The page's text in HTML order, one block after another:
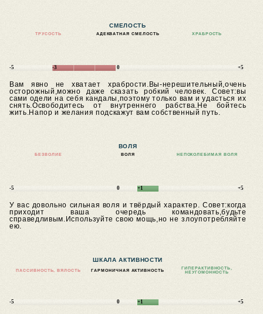
СМЕЛОСТЬ
ТРУСОСТЬ АДЕКВАТНАЯ СМЕЛОСТЬ ХРАБРОСТЬ
-5 -3 0 +5
Вам явно не хватает храбрости.Вы-нерешительный,очень
осторожный,можно даже сказать робкий человек. Совет:вы
сами одели на себя кандалы,поэтому только вам и удасться их
снять.Освободитесь от внутреннего рабства.Не бойтесь
жить.Напор и желания подскажут вам собственный путь.
ВОЛЯ
БЕЗВОЛИЕ ВОЛЯ НЕПОКОЛЕБИМАЯ ВОЛЯ
-5 0 +1 +5
У вас довольно сильная воля и твёрдый характер. Совет:когда
приходит ваша очередь командовать,будьте
справедливым.Используйте свою мощь,но не злоупотребляйте
ею.
ШКАЛА АКТИВНОСТИ
ПАССИВНОСТЬ, ВЯЛОСТЬ ГАРМОНИЧНАЯ АКТИВНОСТЬ
ГИПЕРАКТИВНОСТЬ,
НЕУГОМОННОСТЬ
-5 0 +1 +5